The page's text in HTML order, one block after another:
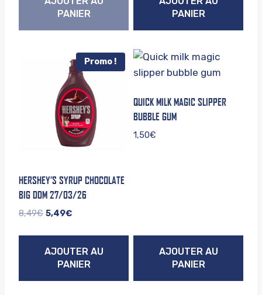
PANIER
PANIER
Promo !
HERSHEY’S SYRUP CHOCOLATE
BIG DDM 27/03/26
8,49€ Le
était :
8,49€.
5,49€Le
est :
5,49€.
AJOUTER AU
PANIER
QUICK MILK MAGIC SLIPPER
BUBBLE GUM
1,50€
AJOUTER AU
PANIER